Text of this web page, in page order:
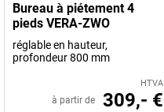
Bureau à piétement 4
pieds VERA-ZWO
réglable en hauteur,
profondeur 800 mm
HTVA
à partir de 309,- €